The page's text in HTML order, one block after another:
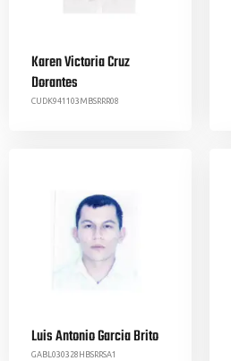
Karen Victoria Cruz
Dorantes
CUDK941103MBSRRR08
Luis Antonio Garcia Brito
GABL030328HBSRRSA1